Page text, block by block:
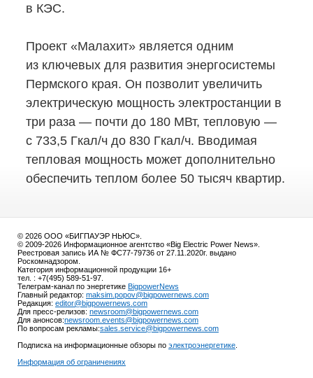
в КЭС.
Проект «Малахит» является одним
из ключевых для развития энергосистемы
Пермского края. Он позволит увеличить
электрическую мощность электростанции в
три раза — почти до 180 МВт, тепловую —
с 733,5 Гкал/ч до 830 Гкал/ч. Вводимая
тепловая мощность может дополнительно
обеспечить теплом более 50 тысяч квартир.
© 2026 ООО «БИГПАУЭР НЬЮС».
© 2009-2026 Информационное агентство «Big Electric Power News».
Реестровая запись ИА № ФС77-79736 от 27.11.2020г. выдано
Роскомнадзором.
Категория информационной продукции 16+
тел. : +7(495) 589-51-97.
Телеграм-канал по энергетике BigpowerNews
Главный редактор: maksim.popov@bigpowernews.com
Редакция: editor@bigpowernews.com
Для пресс-релизов: newsroom@bigpowernews.com
Для анонсов:newsroom.events@bigpowernews.com
По вопросам рекламы:sales.service@bigpowernews.com
Подписка на информационные обзоры по электроэнергетике
Информация об ограничениях